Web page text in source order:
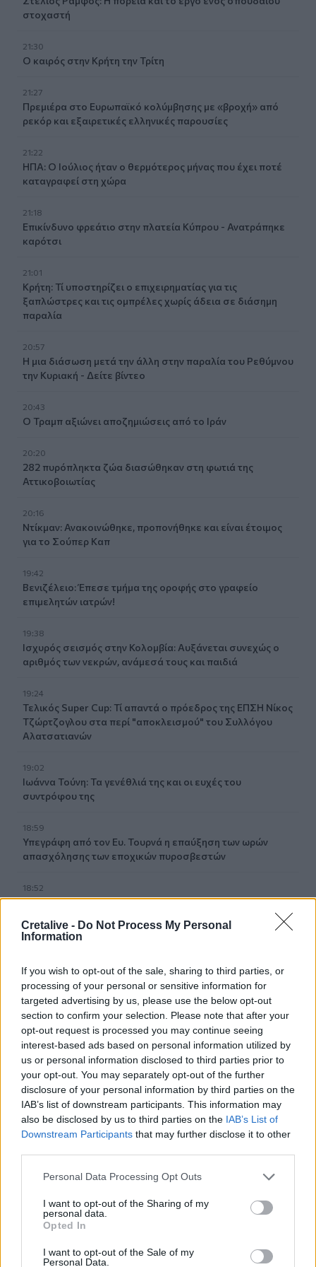
Cretalive - Do Not Process My Personal
Information
If you wish to opt-out of the sale, sharing to third parties, or
processing of your personal or sensitive information for
targeted advertising by us, please use the below opt-out
section to confirm your selection. Please note that after your
opt-out request is processed you may continue seeing
interest-based ads based on personal information utilized by
us or personal information disclosed to third parties prior to
your opt-out. You may separately opt-out of the further
disclosure of your personal information by third parties on the
IAB’s list of downstream participants. This information may
also be disclosed by us to third parties on the IAB’s List of
Downstream Participants that may further disclose it to other
Personal Data Processing Opt Outs
I want to opt-out of the Sharing of my
personal data.
Opted In
I want to opt-out of the Sale of my
Personal Data.
στοχαστή
21:30
Ο καιρός στην Κρήτη την Τρίτη
21:27
Πρεμιέρα στο Ευρωπαϊκό κολύμβησης με «βροχή» από
ρεκόρ και εξαιρετικές ελληνικές παρουσίες
21:22
ΗΠΑ: Ο Ιούλιος ήταν ο θερμότερος μήνας που έχει ποτέ
καταγραφεί στη χώρα
21:18
Επικίνδυνο φρεάτιο στην πλατεία Κύπρου - Ανατράπηκε
καρότσι
21:01
Κρήτη: Τί υποστηρίζει ο επιχειρηματίας για τις
ξαπλώστρες και τις ομπρέλες χωρίς άδεια σε διάσημη
παραλία
20:57
Η μια διάσωση μετά την άλλη στην παραλία του Ρεθύμνου
την Κυριακή - Δείτε βίντεο
20:43
Ο Τραμπ αξιώνει αποζημιώσεις από το Ιράν
20:20
282 πυρόπληκτα ζώα διασώθηκαν στη φωτιά της
Αττικοβοιωτίας
20:16
Ντίκμαν: Ανακοινώθηκε, προπονήθηκε και είναι έτοιμος
για το Σούπερ Καπ
19:42
Βενιζέλειο: Έπεσε τμήμα της οροφής στο γραφείο
επιμελητών ιατρών!
19:38
Ισχυρός σεισμός στην Κολομβία: Αυξάνεται συνεχώς ο
αριθμός των νεκρών, ανάμεσά τους και παιδιά
19:24
Τελικός Super Cup: Τί απαντά ο πρόεδρος της ΕΠΣΗ Νίκος
Τζώρτζογλου στα περί "αποκλεισμού" του Συλλόγου
Αλατσατιανών
19:02
Ιωάννα Τούνη: Τα γενέθλιά της και οι ευχές του
συντρόφου της
18:59
Υπεγράφη από τον Ευ. Τουρνά η επαύξηση των ωρών
απασχόλησης των εποχικών πυροσβεστών
18:52
Πυρκαγιά στο Κοκκινόχωμα Καβάλας: 4 αεροσκάφη και
ένα ελικόπτερο στη μάχη με τις φλόγες – Ήχησε το 112
του
18:24
Νηστίσιμη μπουγάτσα από το Άγιον Όρος: Εύκολη και
τραγανή - Η συνταγή
ΠΕΡΙΣΣΟΤΕΡΑ
ΣΧΕΤΙΚA AΡΘΡΑ
282 πυρόπληκτα ζώα διασώθηκαν στη φωτιά της
Αττικοβοιωτίας